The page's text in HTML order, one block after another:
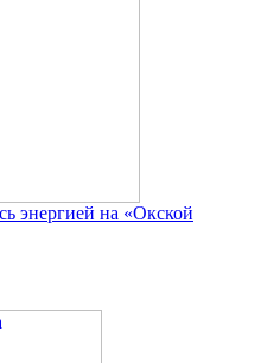
энергией на «Окской